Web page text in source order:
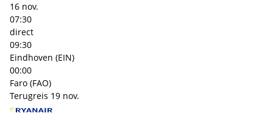
16 nov.
07:30
direct
09:30
Eindhoven (EIN)
00:00
Faro (FAO)
Terugreis 19 nov.